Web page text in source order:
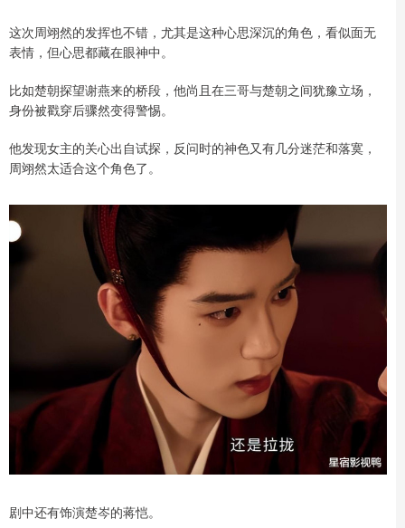
这次周翊然的发挥也不错，尤其是这种心思深沉的角色，看似面无
表情，但心思都藏在眼神中。
比如楚朝探望谢燕来的桥段，他尚且在三哥与楚朝之间犹豫立场，
身份被戳穿后骤然变得警惕。
他发现女主的关心出自试探，反问时的神色又有几分迷茫和落寞，
周翊然太适合这个角色了。
剧中还有饰演楚岑的蒋恺。